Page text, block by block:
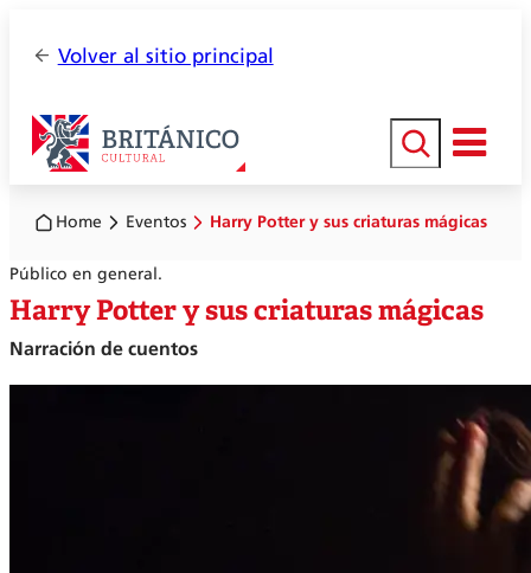
Volver al sitio principal
Buscar
Home Eventos Harry Potter y sus criaturas mágicas
Público en general.
Harry Potter y sus criaturas mágicas
Narración de cuentos